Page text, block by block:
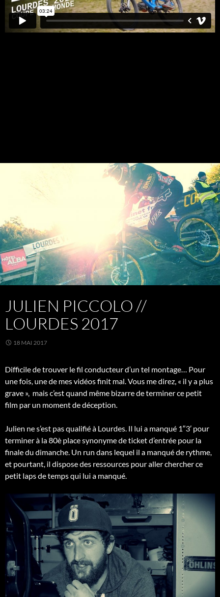
JULIEN PICCOLO //
LOURDES 2017
18 MAI 2017
Difficile de trouver le fil conducteur d’un tel montage… Pour
une fois, une de mes vidéos finit mal. Vous me direz, « il y a plus
grave », mais c’est quand même bizarre de terminer ce petit
film par un moment de déception.
Julien ne s’est pas qualifié à Lourdes. Il lui a manqué 1″3′ pour
terminer à la 80è place synonyme de ticket d’entrée pour la
finale du dimanche. Un run dans lequel il a manqué de rythme,
et pourtant, il dispose des ressources pour aller chercher ce
petit laps de temps qui lui a manqué.